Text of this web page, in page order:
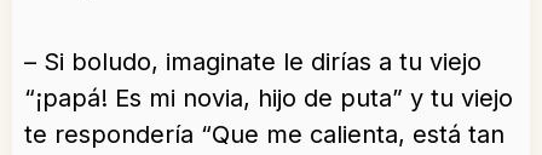
– Si boludo, imaginate le dirías a tu viejo
“¡papá! Es mi novia, hijo de puta” y tu viejo
te respondería “Que me calienta, está tan